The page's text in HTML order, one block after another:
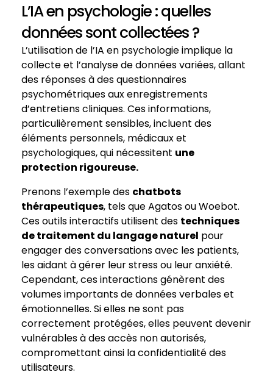
L’IA en psychologie : quelles
données sont collectées ?
L’utilisation de l’IA en psychologie implique la
collecte et l’analyse de données variées, allant
des réponses à des questionnaires
psychométriques aux enregistrements
d’entretiens cliniques. Ces informations,
particulièrement sensibles, incluent des
éléments personnels, médicaux et
psychologiques, qui nécessitent une
protection rigoureuse.
Prenons l’exemple des chatbots
thérapeutiques, tels que Agatos ou Woebot.
Ces outils interactifs utilisent des techniques
de traitement du langage naturel pour
engager des conversations avec les patients,
les aidant à gérer leur stress ou leur anxiété.
Cependant, ces interactions génèrent des
volumes importants de données verbales et
émotionnelles. Si elles ne sont pas
correctement protégées, elles peuvent devenir
vulnérables à des accès non autorisés,
compromettant ainsi la confidentialité des
utilisateurs.